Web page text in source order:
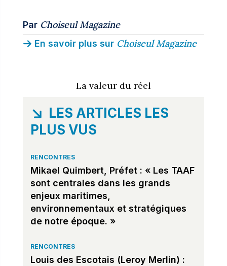
Par Choiseul Magazine
En savoir plus sur Choiseul Magazine
La valeur du réel
LES ARTICLES LES
PLUS VUS
RENCONTRES
Mikael Quimbert, Préfet : « Les TAAF
sont centrales dans les grands
enjeux maritimes,
environnementaux et stratégiques
de notre époque. »
RENCONTRES
Louis des Escotais (Leroy Merlin) :